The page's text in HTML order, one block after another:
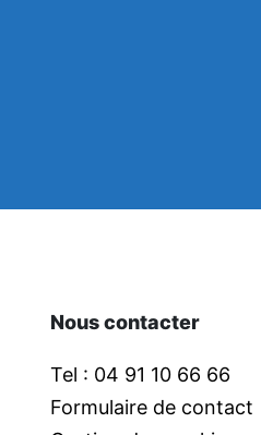
Nous contacter
Tel : 04 91 10 66 66
Formulaire de contact